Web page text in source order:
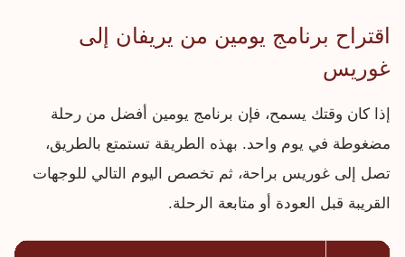
اقتراح برنامج يومين من يريفان إلى
غوريس
إذا كان وقتك يسمح، فإن برنامج يومين أفضل من رحلة
مضغوطة في يوم واحد. بهذه الطريقة تستمتع بالطريق،
تصل إلى غوريس براحة، ثم تخصص اليوم التالي للوجهات
القريبة قبل العودة أو متابعة الرحلة.